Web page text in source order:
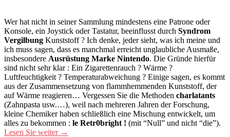
Wer hat nicht in seiner Sammlung mindestens eine Patrone oder
Konsole, ein Joystick oder Tastatur, beeinflusst durch Syndrom
Vergilbung Kunststoff ? Ich denke, jeder sieht, was ich meine und
ich muss sagen, dass es manchmal erreicht unglaubliche Ausmaße,
insbesondere Ausrüstung Marke Nintendo. Die Gründe hierfür
sind nicht sehr klar : Ein Zigarettenrauch ? Wärme ?
Luftfeuchtigkeit ? Temperaturabweichung ? Einige sagen, es kommt
aus der Zusammensetzung von flammhemmenden Kunststoff, der
auf Wärme reagieren… Vergessen Sie die Methoden charlatants
(Zahnpasta usw.…), weil nach mehreren Jahren der Forschung,
kleine Chemiker haben schließlich eine Mischung entwickelt, um
alles zu bekommen : le Retr0bright ! (mit “Null” und nicht “die”).
Lesen Sie weiter →